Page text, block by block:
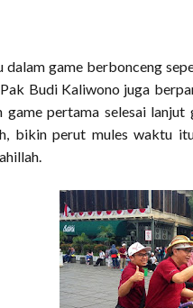
dalam game berbonceng
Budi Kaliwono juga
game pertama selesai
bikin perut mules waktu